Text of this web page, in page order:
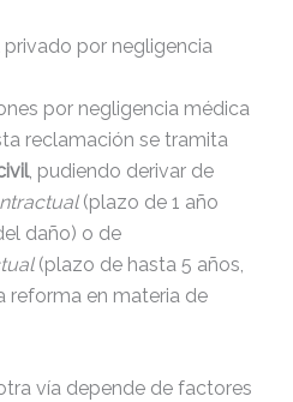
por negligencia
por negligencia médica
reclamación se tramita
, pudiendo derivar de
(plazo de 1 año
daño) o de
(plazo de hasta 5 años,
reforma en materia de
vía depende de factores